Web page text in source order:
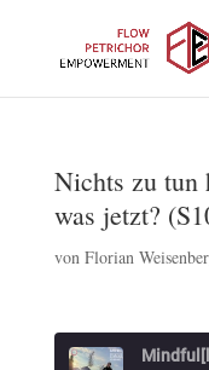
Nichts zu tun
was jetzt?
von Florian